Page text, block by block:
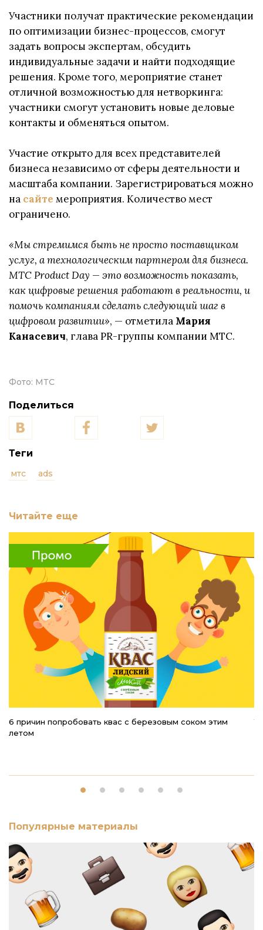
Участники получат практические рекомендации
по оптимизации бизнес-процессов, смогут
задать вопросы экспертам, обсудить
индивидуальные задачи и найти подходящие
решения. Кроме того, мероприятие станет
отличной возможностью для нетворкинга:
участники смогут установить новые деловые
контакты и обменяться опытом.
Участие открыто для всех представителей
бизнеса независимо от сферы деятельности и
масштаба компании. Зарегистрироваться можно
на сайте мероприятия. Количество мест
ограничено.
«Мы стремимся быть не просто поставщиком
услуг, а технологическим партнером для бизнеса.
МТС Product Day — это возможность показать,
как цифровые решения работают в реальности, и
помочь компаниям сделать следующий шаг в
цифровом развитии», — отметила Мария
Канасевич, глава PR-группы компании МТС.
Фото: МТС
Поделиться
Теги
мтс ads
Читайте еще
6 причин попробовать квас с березовым соком этим
летом
Популярные материалы